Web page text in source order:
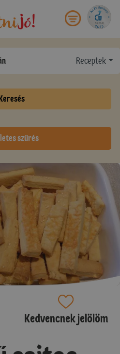
Receptek
szűrés
Kedvencnek jelölöm